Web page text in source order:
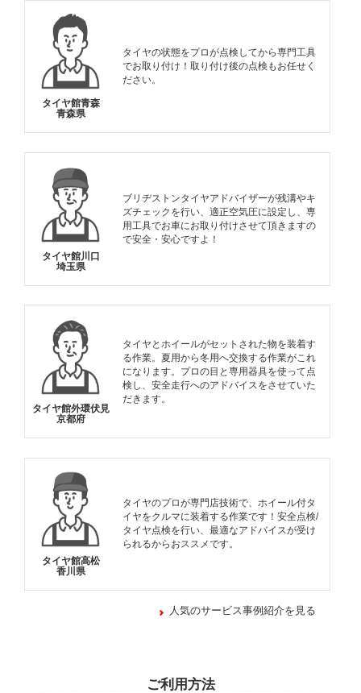
タイヤ館青森
青森県
タイヤの状態をプロが点検してから専門工具
でお取り付け！取り付け後の点検もお任せく
ださい。
タイヤ館川口
埼玉県
ブリヂストンタイヤアドバイザーが残溝やキ
ズチェックを行い、適正空気圧に設定し、専
用工具でお車にお取り付けさせて頂きますの
で安全・安心ですよ！
タイヤ館外環伏見
京都府
タイヤとホイールがセットされた物を装着す
る作業。夏用から冬用へ交換する作業がこれ
になります。プロの目と専用器具を使って点
検し、安全走行へのアドバイスをさせていた
だきます。
タイヤ館高松
香川県
タイヤのプロが専門店技術で、ホイール付タ
イヤをクルマに装着する作業です！安全点検/
タイヤ点検を行い、最適なアドバイスが受け
られるからおススメです。
人気のサービス事例紹介を見る
ご利用方法